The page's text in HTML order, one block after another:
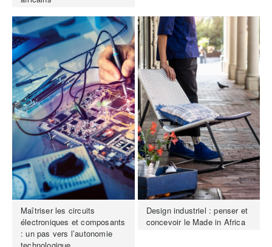
Maîtriser les circuits
électroniques et composants
: un pas vers l’autonomie
Design industriel : penser et
concevoir le Made in Africa